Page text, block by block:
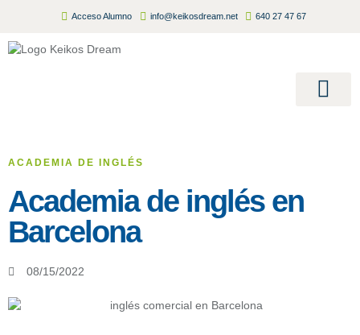
Acceso Alumno info@keikosdream.net 640 27 47 67
ACADEMIA DE INGLÉS
Academia de inglés en
Barcelona
08/15/2022